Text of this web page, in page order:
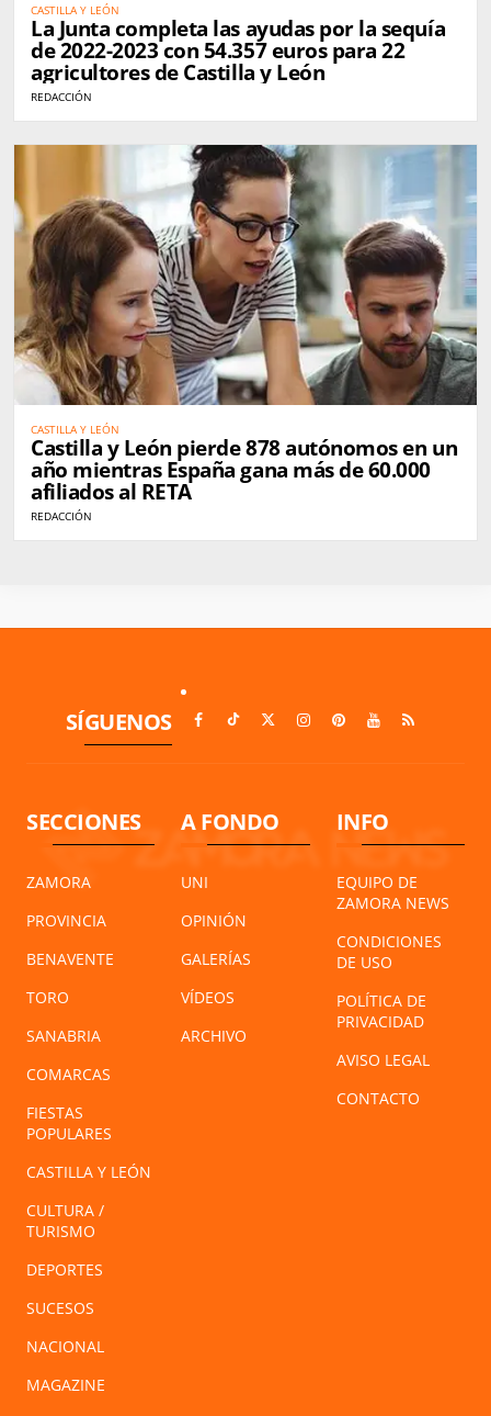
CASTILLA Y LEÓN
La Junta completa las ayudas por la sequía
de 2022-2023 con 54.357 euros para 22
agricultores de Castilla y León
REDACCIÓN
CASTILLA Y LEÓN
Castilla y León pierde 878 autónomos en un
año mientras España gana más de 60.000
afiliados al RETA
REDACCIÓN
SÍGUENOS
SECCIONES
ZAMORA
PROVINCIA
BENAVENTE
TORO
SANABRIA
COMARCAS
FIESTAS
POPULARES
CASTILLA Y LEÓN
CULTURA /
TURISMO
DEPORTES
SUCESOS
NACIONAL
MAGAZINE
A FONDO
UNI
OPINIÓN
GALERÍAS
VÍDEOS
ARCHIVO
INFO
EQUIPO DE
ZAMORA NEWS
CONDICIONES
DE USO
POLÍTICA DE
PRIVACIDAD
AVISO LEGAL
CONTACTO